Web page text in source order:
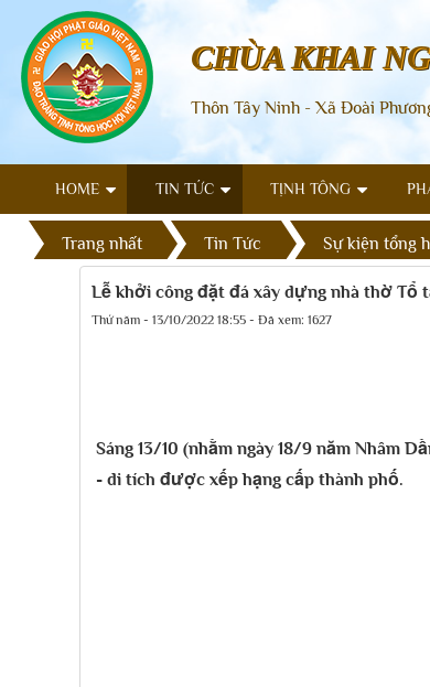
CHÙA KHAI
Thôn Tây Ninh - Xã Đoài
HOME TIN TỨC TỊNH TÔNG
Trang nhất Tin Tức Sự kiện tổng
Lễ khởi công đặt đá xây dựng nhà thờ Tổ
Thứ năm - 13/10/2022 18:55 - Đã xem: 1627
Sáng 13/10 (nhằm ngày 18/9 năm Nhâm
- di tích được xếp hạng cấp thành phố.